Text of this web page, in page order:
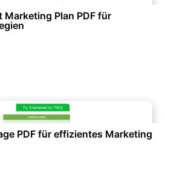
Plan PDF für
PDF für effizientes Marketing